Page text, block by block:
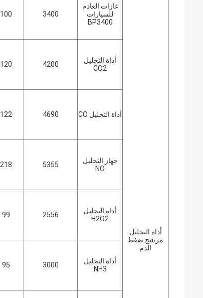
أداة التحليل
مرشح ضغط
الدم
غازات العادم
للسيارات
BP3400
3400
100
أداة التحليل
CO2
4200
120
أداة التحليل CO 4690
122
جهاز التحليل
NO
5355
218
أداة التحليل
H2O2
2556
99
أداة التحليل
NH3
3000
95